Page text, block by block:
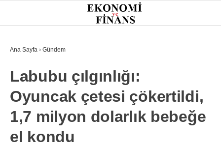
29.4°
GÜNDEM
EKONOMI
FINANS
BORSA
Ana Sayfa › Gündem
Labubu çılgınlığı:
Oyuncak çetesi çökertildi,
1,7 milyon dolarlık bebeğe
el kondu